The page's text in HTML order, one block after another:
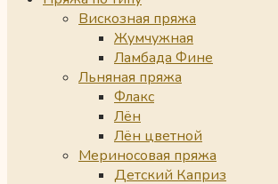
Вискозная пряжа
Жумчужная
Ламбада Фине
Льняная пряжа
Флакс
Лён
Лён цветной
Мериносовая пряжа
Детский Каприз